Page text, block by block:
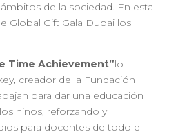
de la sociedad. En esta
Global Gift Gala Dubai los
Time Achievement”lo
creador de la Fundación
para dar una educación
niños, reforzando y
para docentes de todo el